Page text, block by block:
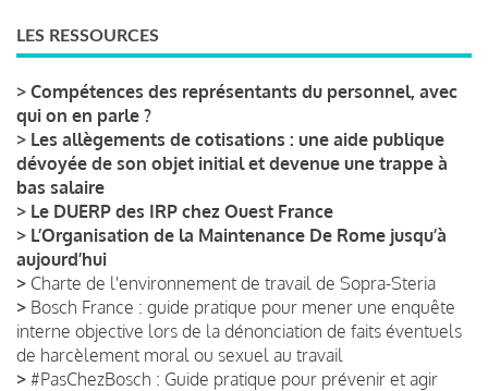
LES RESSOURCES
> Compétences des représentants du personnel, avec
qui on en parle ?
> Les allègements de cotisations : une aide publique
dévoyée de son objet initial et devenue une trappe à
bas salaire
> Le DUERP des IRP chez Ouest France
> L’Organisation de la Maintenance De Rome jusqu’à
aujourd’hui
> Charte de l'environnement de travail de Sopra-Steria
> Bosch France : guide pratique pour mener une enquête
interne objective lors de la dénonciation de faits éventuels
de harcèlement moral ou sexuel au travail
> #PasChezBosch : Guide pratique pour prévenir et agir